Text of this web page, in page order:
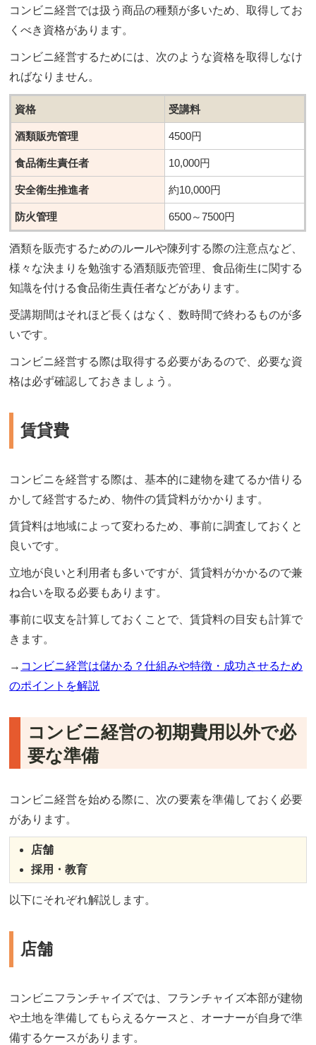
コンビニ経営では扱う商品の種類が多いため、取得してお
くべき資格があります。
コンビニ経営するためには、次のような資格を取得しなけ
ればなりません。
資格 受講料
酒類販売管理 4500円
食品衛生責任者 10,000円
安全衛生推進者 約10,000円
防火管理 6500～7500円
酒類を販売するためのルールや陳列する際の注意点など、
様々な決まりを勉強する酒類販売管理、食品衛生に関する
知識を付ける食品衛生責任者などがあります。
受講期間はそれほど長くはなく、数時間で終わるものが多
いです。
コンビニ経営する際は取得する必要があるので、必要な資
格は必ず確認しておきましょう。
賃貸費
コンビニを経営する際は、基本的に建物を建てるか借りる
かして経営するため、物件の賃貸料がかかります。
賃貸料は地域によって変わるため、事前に調査しておくと
良いです。
立地が良いと利用者も多いですが、賃貸料がかかるので兼
ね合いを取る必要もあります。
事前に収支を計算しておくことで、賃貸料の目安も計算で
きます。
→ コンビニ経営は儲かる？仕組みや特徴・成功させるため
のポイントを解説
コンビニ経営の初期費用以外で必
要な準備
コンビニ経営を始める際に、次の要素を準備しておく必要
があります。
店舗
採用・教育
以下にそれぞれ解説します。
店舗
コンビニフランチャイズでは、フランチャイズ本部が建物
や土地を準備してもらえるケースと、オーナーが自身で準
備するケースがあります。